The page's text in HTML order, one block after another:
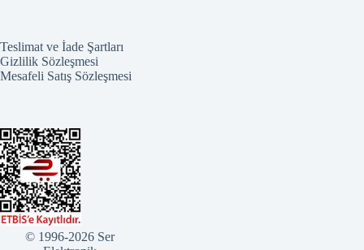
Teslimat ve İade Şartları
Gizlilik Sözleşmesi
Mesafeli Satış Sözleşmesi
© 1996-2026 Ser